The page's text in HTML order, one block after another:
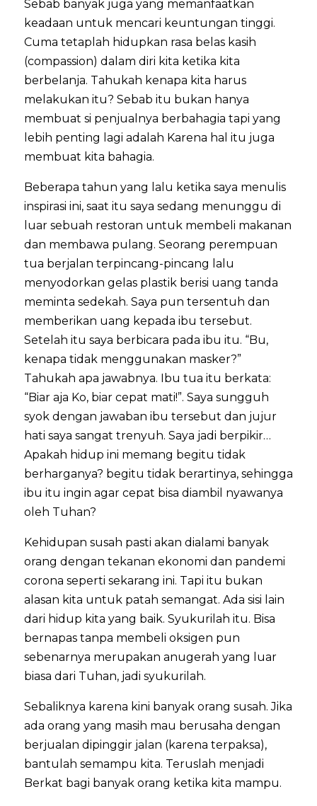
Sebab banyak juga yang memanfaatkan
keadaan untuk mencari keuntungan tinggi.
Cuma tetaplah hidupkan rasa belas kasih
(compassion) dalam diri kita ketika kita
berbelanja. Tahukah kenapa kita harus
melakukan itu? Sebab itu bukan hanya
membuat si penjualnya berbahagia tapi yang
lebih penting lagi adalah Karena hal itu juga
membuat kita bahagia.
Beberapa tahun yang lalu ketika saya menulis
inspirasi ini, saat itu saya sedang menunggu di
luar sebuah restoran untuk membeli makanan
dan membawa pulang. Seorang perempuan
tua berjalan terpincang-pincang lalu
menyodorkan gelas plastik berisi uang tanda
meminta sedekah. Saya pun tersentuh dan
memberikan uang kepada ibu tersebut.
Setelah itu saya berbicara pada ibu itu. “Bu,
kenapa tidak menggunakan masker?”
Tahukah apa jawabnya. Ibu tua itu berkata:
“Biar aja Ko, biar cepat mati!”. Saya sungguh
syok dengan jawaban ibu tersebut dan jujur
hati saya sangat trenyuh. Saya jadi berpikir…
Apakah hidup ini memang begitu tidak
berharganya? begitu tidak berartinya, sehingga
ibu itu ingin agar cepat bisa diambil nyawanya
oleh Tuhan?
Kehidupan susah pasti akan dialami banyak
orang dengan tekanan ekonomi dan pandemi
corona seperti sekarang ini. Tapi itu bukan
alasan kita untuk patah semangat. Ada sisi lain
dari hidup kita yang baik. Syukurilah itu. Bisa
bernapas tanpa membeli oksigen pun
sebenarnya merupakan anugerah yang luar
biasa dari Tuhan, jadi syukurilah.
Sebaliknya karena kini banyak orang susah. Jika
ada orang yang masih mau berusaha dengan
berjualan dipinggir jalan (karena terpaksa),
bantulah semampu kita. Teruslah menjadi
Berkat bagi banyak orang ketika kita mampu.